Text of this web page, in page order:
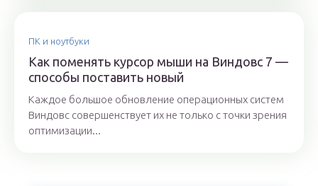
ПК и ноутбуки
Как поменять курсор мыши на Виндовс 7 —
способы поставить новый
Каждое большое обновление операционных систем
Виндовс совершенствует их не только с точки зрения
оптимизации...